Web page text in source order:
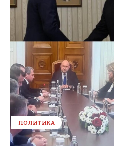
ПОЛИТИКА